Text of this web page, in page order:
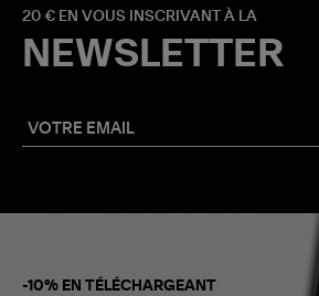
20 € EN VOUS INSCRIVANT À LA
NEWSLETTER
-10% EN TÉLÉCHARGEANT